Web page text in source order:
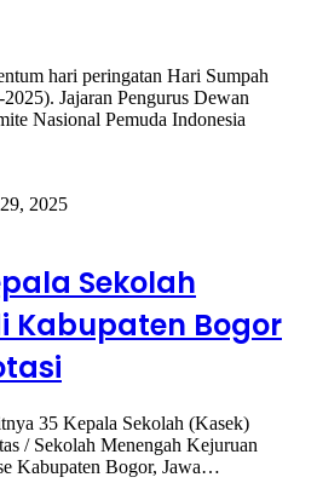
hari peringatan Hari Sumpah
Jajaran Pengurus Dewan
Nasional Pemuda Indonesia
2025
Sekolah
Kabupaten Bogor
35 Kepala Sekolah (Kasek)
/ Sekolah Menengah Kejuruan
Kabupaten Bogor, Jawa…